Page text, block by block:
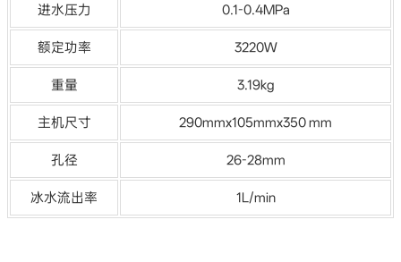
进水压力 0.1-0.4MPa
额定功率 3220W
重量 3.19kg
主机尺寸 290mmx105mmx350 mm
孔径 26-28mm
冰水流出率 1L/min